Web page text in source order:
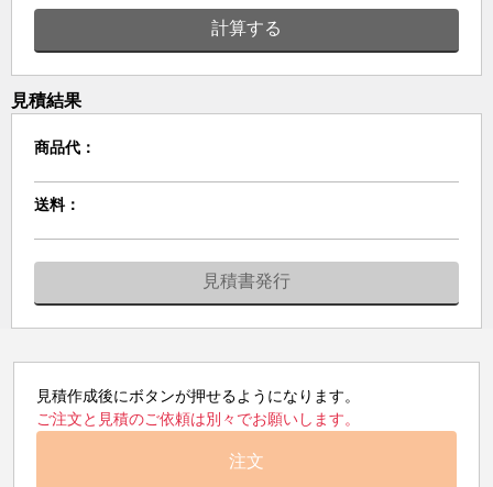
計算する
見積結果
商品代：
送料：
見積書発行
見積作成後にボタンが押せるようになります。
ご注文と見積のご依頼は別々でお願いします。
注文